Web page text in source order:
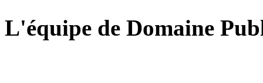
L'équipe de Domaine